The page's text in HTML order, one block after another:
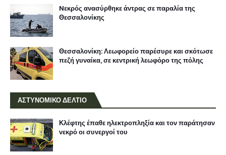
Nεκρός ανασύρθηκε άντρας σε παραλία της
Θεσσαλονίκης
Θεσσαλονίκη: Λεωφορείο παρέσυρε και σκότωσε
πεζή γυναίκα, σε κεντρική λεωφόρο της πόλης
ΑΣΤΥΝΟΜΙΚΟ ΔΕΛΤΙΟ
Κλέφτης έπαθε ηλεκτροπληξία και τον παράτησαν
νεκρό οι συνεργοί του